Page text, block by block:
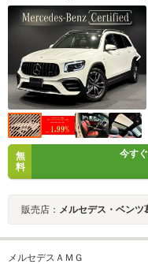
無
料
今す
販売店： メルセデス・ベン
メルセデスＡＭＧ